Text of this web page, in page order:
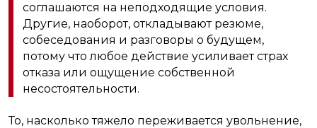
соглашаются на неподходящие условия.
Другие, наоборот, откладывают резюме,
собеседования и разговоры о будущем,
потому что любое действие усиливает страх
отказа или ощущение собственной
несостоятельности.
То, насколько тяжело переживается увольнение,